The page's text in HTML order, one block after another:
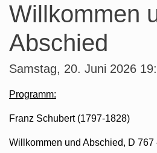
Willkommen
Abschied
Samstag, 20. Juni 2026
Programm:
Franz Schubert (1797-1828)
Willkommen und Abschied, D 767